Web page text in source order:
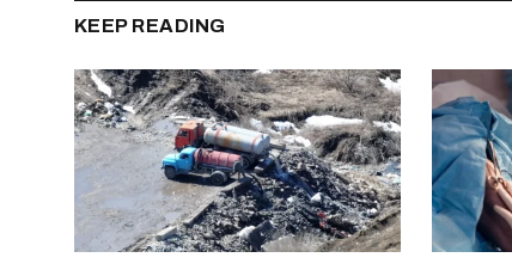
KEEP READING